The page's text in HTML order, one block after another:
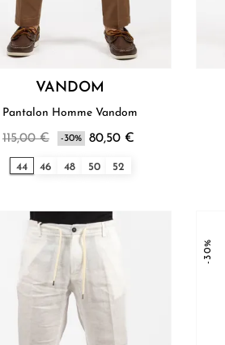
VANDOM
Pantalon Homme Vandom
115,00 € -30% 80,50 €
44 46 48 50 52
-30%